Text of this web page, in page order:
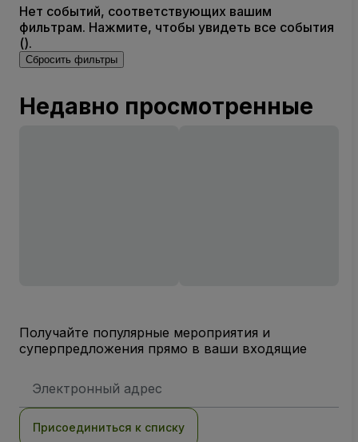
Нет событий, соответствующих вашим
фильтрам. Нажмите, чтобы увидеть все события
().
Сбросить фильтры
Недавно просмотренные
Получайте популярные мероприятия и
суперпредложения прямо в ваши входящие
электронной
Присоединиться к списку